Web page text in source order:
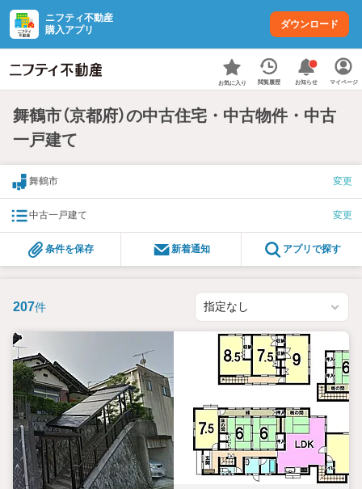
ニフティ不動産
購入アプリ
ダウンロード
お気に入り 閲覧履歴 お知らせ マイページ
舞鶴市（京都府）の中古住宅・中古物件・中古
一戸建て
舞鶴市 変更
中古一戸建て 変更
条件を保存 新着通知 アプリで探す
207件